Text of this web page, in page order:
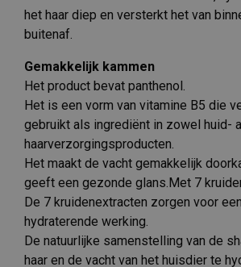
het haar diep en versterkt het van
buitenaf.
Gemakkelijk kammen
Het product bevat panthenol.
Het is een vorm van vitamine B5 die
gebruikt als ingrediënt in zowel huid-
haarverzorgingsproducten.
Het maakt de vacht gemakkelijk
geeft een gezonde glans.Met 7
De 7 kruidenextracten zorgen voor
hydraterende werking.
De natuurlijke samenstelling van de
haar en de vacht van het huisdier te